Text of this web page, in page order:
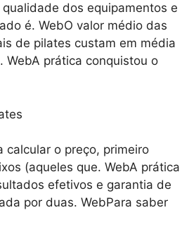
dos equipamentos e
é. WebO valor médio das
de pilates custam em média
WebA prática conquistou o
calcular o preço, primeiro
(aqueles que. WebA prática
efetivos e garantia de
por duas. WebPara saber